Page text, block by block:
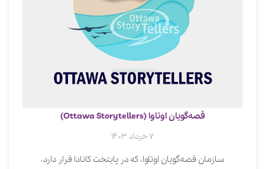
قصه‌گویان اوتاوا (Ottawa Storytellers)
7 خرداد 1403
سازمان قصه‌گویان اوتاوا، که در پایتخت کانادا قرار دارد،